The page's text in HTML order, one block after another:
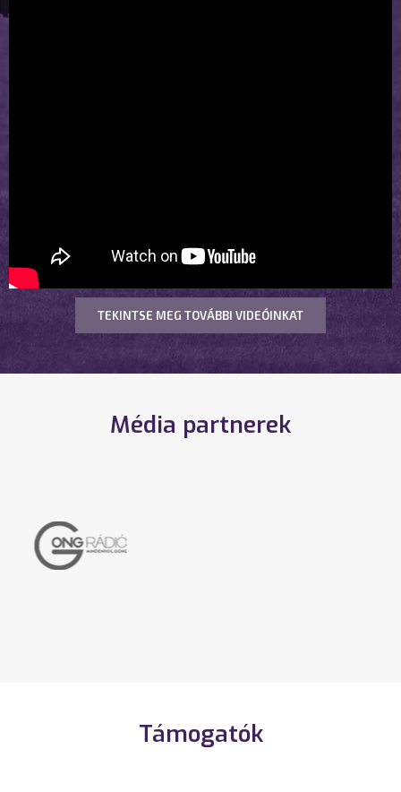
TEKINTSE MEG TOVÁBBI VIDEÓINKAT
Média partnerek
Támogatók